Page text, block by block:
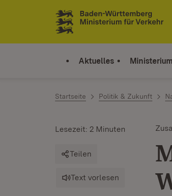
Zum Inhalt springen
Link zur Startseite
Aktuelles Ministerium
Startseite Politik & Zukunft
Lesezeit: 2 Minuten
Teilen
Text vorlesen